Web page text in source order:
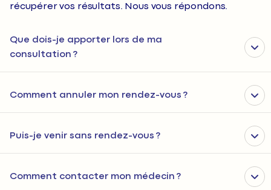
récupérer vos résultats. Nous vous répondons.
Que dois-je apporter lors de ma
consultation ?
Comment annuler mon rendez-vous ?
Puis-je venir sans rendez-vous ?
Comment contacter mon médecin ?